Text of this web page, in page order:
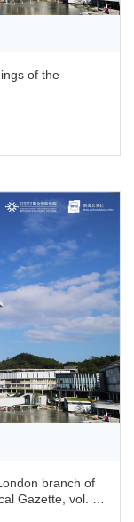
of the
branch of
Gazette, vol. 7,